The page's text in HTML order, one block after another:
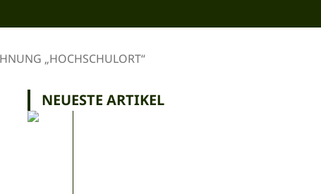
„HOCHSCHULORT“
NEUESTE ARTIKEL